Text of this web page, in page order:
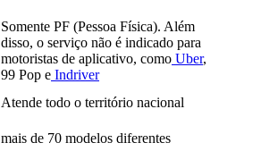
Somente PF (Pessoa Física). Além
disso, o serviço não é indicado para
motoristas de aplicativo, como Uber,
99 Pop e Indriver
Atende todo o território nacional
mais de 70 modelos diferentes